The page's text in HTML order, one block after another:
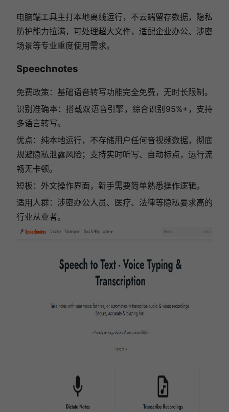
电脑端工具主打本地离线运行，不云端留存数据，隐私
防护能力拉满，可处理超大文件，适配企业办公、涉密
场景等专业重度使用需求。
Speechnotes
免费政策：基础语音转写功能完全免费，无时长限制。
识别准确率：搭载双语音引擎，综合识别95%+，支持
多语言转写。
优点：纯本地运行，不存储用户任何音视频数据，彻底
规避隐私泄露风险；支持实时听写、自动标点，运行流
畅无卡顿。
短板：外文操作界面，新手需要简单熟悉操作逻辑。
适用人群：涉密办公人员、医疗、法律等隐私要求高的
行业从业者。